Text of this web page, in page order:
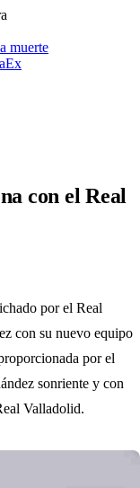
muerte
Ex
con el Real
por el Real
con su nuevo equipo
por el
sonriente y con
Valladolid.